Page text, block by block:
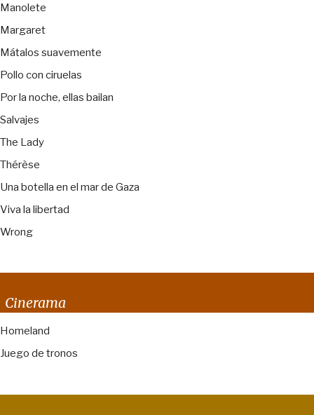
Manolete
Margaret
Mátalos suavemente
Pollo con ciruelas
Por la noche, ellas bailan
Salvajes
The Lady
Thérèse
Una botella en el mar de Gaza
Viva la libertad
Wrong
Cinerama
Homeland
Juego de tronos